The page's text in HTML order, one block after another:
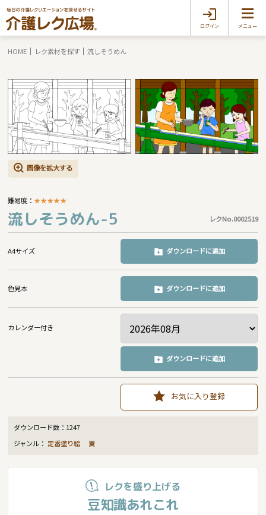
ログイン メニュー
HOME レク素材を探す 流しそうめん
画像を拡大する
難易度：★★★★★
流しそうめん-5 レクNo.0002519
A4サイズ ダウンロードに追加
色見本 ダウンロードに追加
カレンダー付き
ダウンロードに追加
お気に入り登録
ダウンロード数： 1247
ジャンル： 定番塗り絵 夏
レクを盛り上げる
豆知識あれこれ